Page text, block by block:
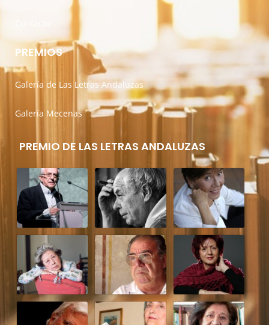
PREMIOS
Galería de Las Letras Andaluzas
Galería Mecenas
PREMIO DE LAS LETRAS ANDALUZAS